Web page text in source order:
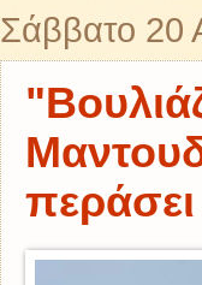
Σάββατο 20